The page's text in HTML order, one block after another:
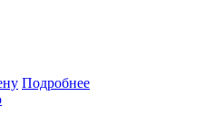
Подробнее